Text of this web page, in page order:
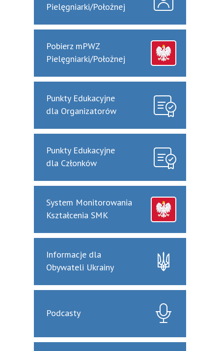
Pielęgniarki/Położnej
Pobierz mPWZ
Pielęgniarki/Położnej
Punkty Edukacyjne
dla Organizatorów
Punkty Edukacyjne
dla Członków
System Monitorowania
Kształcenia SMK
Informacje dla
Obywateli Ukrainy
Podcasty